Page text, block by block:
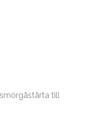
till